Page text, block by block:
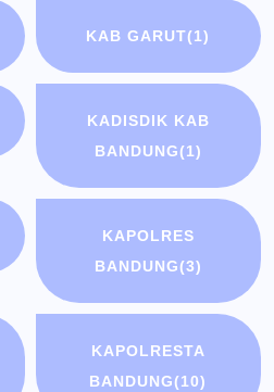
KAB GARUT(1)
KADISDIK KAB
BANDUNG(1)
KAPOLRES
BANDUNG(3)
KAPOLRESTA
BANDUNG(10)